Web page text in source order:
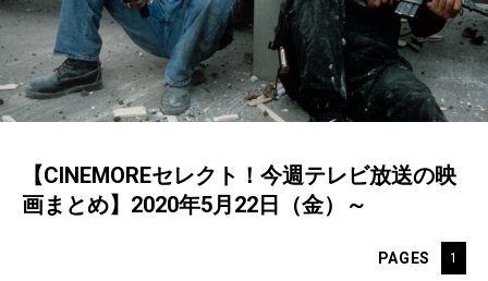
【CINEMOREセレクト！今週テレビ放送の映
画まとめ】2020年5月22日（金）～
PAGES 1